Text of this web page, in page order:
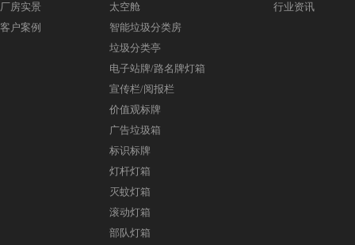
厂房实景
客户案例
太空舱
智能垃圾分类房
垃圾分类亭
电子站牌/路名牌灯箱
宣传栏/阅报栏
价值观标牌
广告垃圾箱
标识标牌
灯杆灯箱
灭蚊灯箱
滚动灯箱
部队灯箱
行业资讯